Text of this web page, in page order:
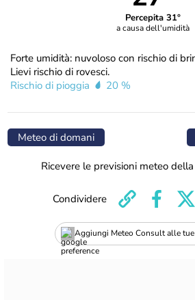
Percepita 31°
a causa dell'umidità
Forte umidità: nuvoloso con rischio di
Lievi rischio di rovesci.
Rischio di pioggia
20 %
Meteo di domani
Ricevere le previsioni meteo
Aggiungi Meteo Consult alle
Condividere